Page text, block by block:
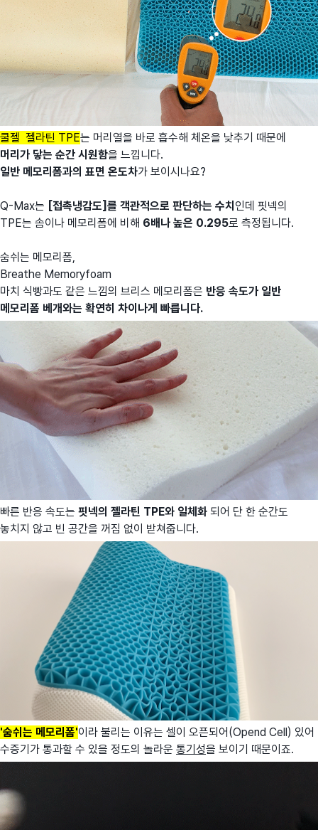
쿨젤 젤라틴 TPE는 머리열을 바로 흡수해 체온을 낮추기 때문에
머리가 닿는 순간 시원함을 느낍니다.
일반 메모리폼과의 표면 온도차가 보이시나요?
Q-Max는 [접촉냉감도]를 객관적으로 판단하는 수치 인데 핏넥의
TPE는 솜이나 메모리폼에 비해 6배나 높은 0.295로 측정됩니다.
숨쉬는 메모리폼,
Breathe Memoryfoam
마치 식빵과도 같은 느낌의 브리스 메모리폼은 반응 속도가 일반
메모리폼 베개와는 확연히 차이나게 빠릅니다.
빠른 반응 속도는 핏넥의 젤라틴 TPE와 일체화 되어 단 한 순간도
놓치지 않고 빈 공간을 꺼짐 없이 받쳐줍니다.
'숨쉬는 메모리폼'이라 불리는 이유는 셀이 오픈되어(Opend Cell) 있어
수증기가 통과할 수 있을 정도의 놀라운 통기성을 보이기 때문이죠.